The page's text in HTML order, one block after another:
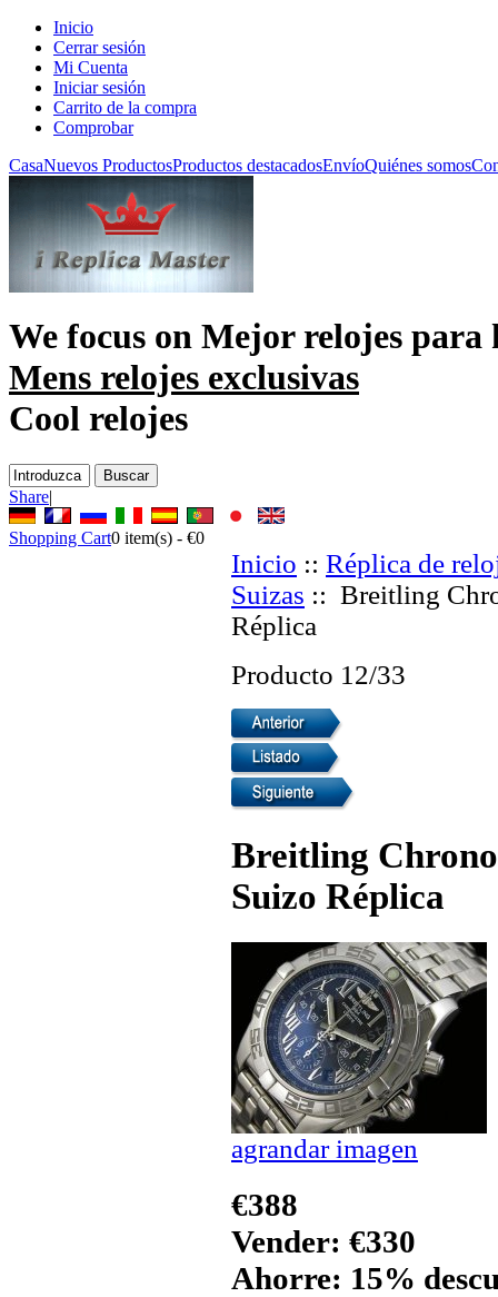
Inicio
Cerrar sesión
Mi Cuenta
Iniciar sesión
Carrito de la compra
Comprobar
CasaNuevos ProductosProductos destacadosEnvíoQuiénes somos
We focus on Mejor relojes para
Mens relojes exclusivas
Cool relojes
Share|
Shopping Cart0 item(s) - €0
Inicio :: Réplica de
Suizas :: Breitling
Réplica
Producto 12/33
Breitling
Suizo Réplica
agrandar imagen
€388
Vender: €330
Ahorre: 15%